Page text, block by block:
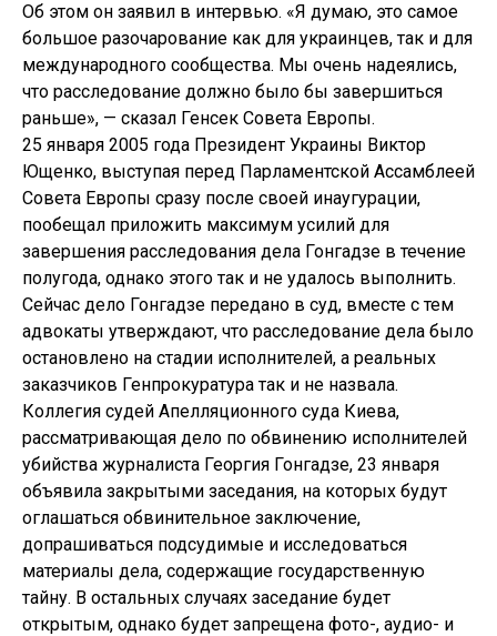
Об этом он заявил в интервью. «Я думаю, это самое
большое разочарование как для украинцев, так и для
международного сообщества. Мы очень надеялись,
что расследование должно было бы завершиться
раньше», — сказал Генсек Совета Европы.
25 января 2005 года Президент Украины Виктор
Ющенко, выступая перед Парламентской Ассамблеей
Совета Европы сразу после своей инаугурации,
пообещал приложить максимум усилий для
завершения расследования дела Гонгадзе в течение
полугода, однако этого так и не удалось выполнить.
Сейчас дело Гонгадзе передано в суд, вместе с тем
адвокаты утверждают, что расследование дела было
остановлено на стадии исполнителей, а реальных
заказчиков Генпрокуратура так и не назвала.
Коллегия судей Апелляционного суда Киева,
рассматривающая дело по обвинению исполнителей
убийства журналиста Георгия Гонгадзе, 23 января
объявила закрытыми заседания, на которых будут
оглашаться обвинительное заключение,
допрашиваться подсудимые и исследоваться
материалы дела, содержащие государственную
тайну. В остальных случаях заседание будет
открытым, однако будет запрещена фото-, аудио- и